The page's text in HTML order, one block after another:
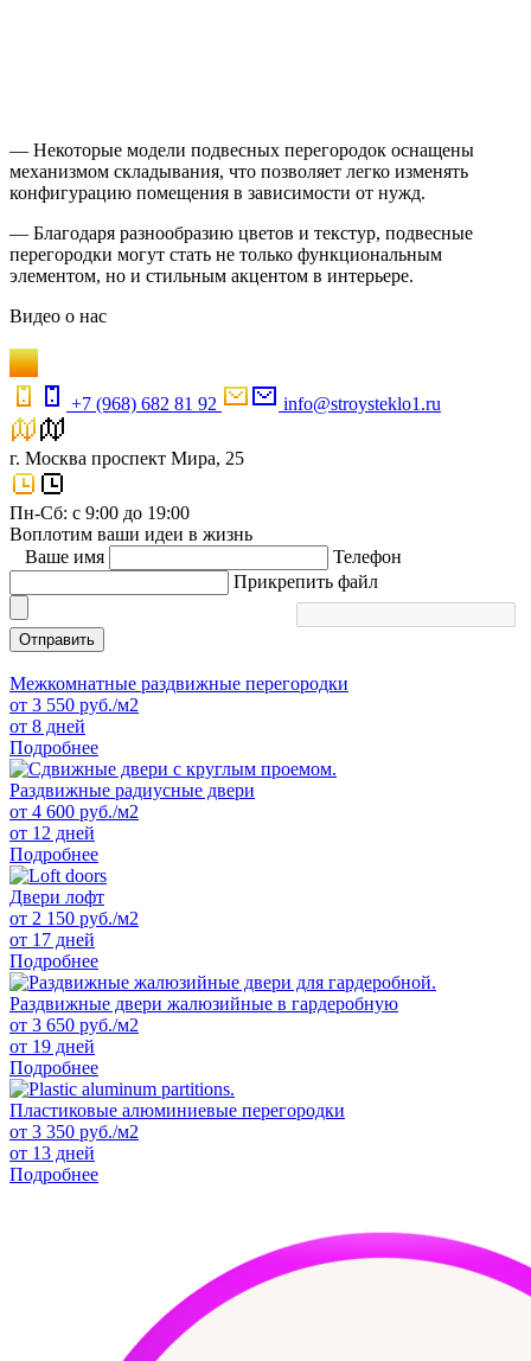
— Некоторые модели подвесных перегородок оснащены
механизмом складывания, что позволяет легко изменять
конфигурацию помещения в зависимости от нужд.
— Благодаря разнообразию цветов и текстур, подвесные
перегородки могут стать не только функциональным
элементом, но и стильным акцентом в интерьере.
Видео о нас
+7 (968) 682 81 92 info@stroysteklo1.ru
г. Москва проспект Мира, 25
Пн-Сб: с 9:00 до 19:00
Воплотим ваши идеи в жизнь
Ваше имя
Телефон
Прикрепить файл
Отправить
Межкомнатные раздвижные перегородки
от 3 550 руб./м2
от 8 дней
Подробнее
Раздвижные радиусные двери
от 4 600 руб./м2
от 12 дней
Подробнее
Двери лофт
от 2 150 руб./м2
от 17 дней
Подробнее
Раздвижные двери жалюзийные в гардеробную
от 3 650 руб./м2
от 19 дней
Подробнее
Пластиковые алюминиевые перегородки
от 3 350 руб./м2
от 13 дней
Подробнее